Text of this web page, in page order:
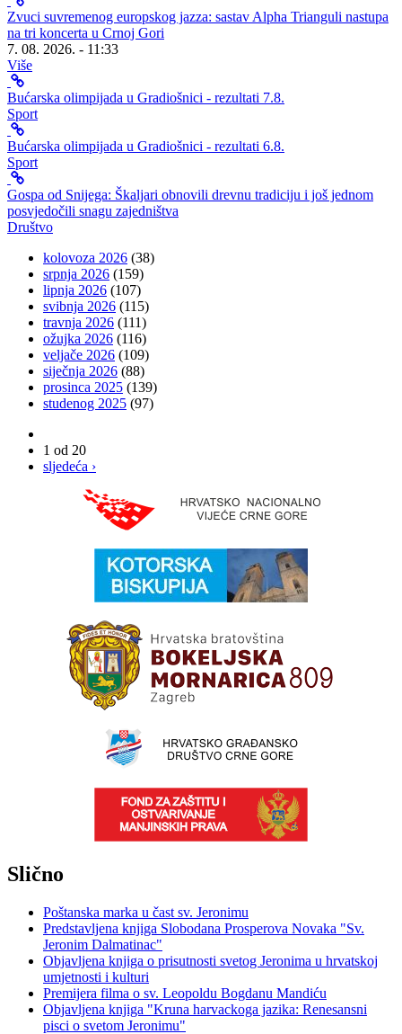
Zvuci suvremenog europskog jazza: sastav Alpha Trianguli nastupa
na tri koncerta u Crnoj Gori
7. 08. 2026. - 11:33
Više
Bućarska olimpijada u Gradiošnici - rezultati 7.8.
Sport
Bućarska olimpijada u Gradiošnici - rezultati 6.8.
Sport
Gospa od Snijega: Škaljari obnovili drevnu tradiciju i još jednom
posvjedočili snagu zajedništva
Društvo
kolovoza 2026 (38)
srpnja 2026 (159)
lipnja 2026 (107)
svibnja 2026 (115)
travnja 2026 (111)
ožujka 2026 (116)
veljače 2026 (109)
siječnja 2026 (88)
prosinca 2025 (139)
studenog 2025 (97)
1 od 20
sljedeća ›
Slično
Poštanska marka u čast sv. Jeronimu
Predstavljena knjiga Slobodana Prosperova Novaka "Sv.
Jeronim Dalmatinac"
Objavljena knjiga o prisutnosti svetog Jeronima u hrvatskoj
umjetnosti i kulturi
Premijera filma o sv. Leopoldu Bogdanu Mandiću
Objavljena knjiga "Kruna harvackoga jazika: Renesansni
pisci o svetom Jeronimu"